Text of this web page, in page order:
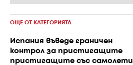
ОЩЕ ОТ КАТЕГОРИЯТА
Испания въведе граничен
контрол за пристигащите
пристигащите със самолети